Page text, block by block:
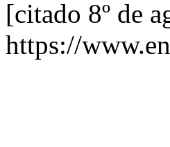
[citado 8º de
https://